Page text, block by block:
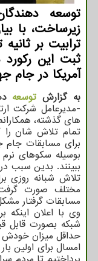
توسعه
ترابیت بر
ثبت این رکورد
آمریکا در جام
به گزارش توسعه
-مدیرعامل شرکت
های گذشته،
تمام تلاش شان را
برای مسابقات جام
بوسیله سکوهای نرم
ببینند. بدین سبب
تلاش شبانه روزی
مختلف صورت
مسابقات گرفتار
وی با اعلان
شبکه بصورت قابل
حداقل میزان خودش